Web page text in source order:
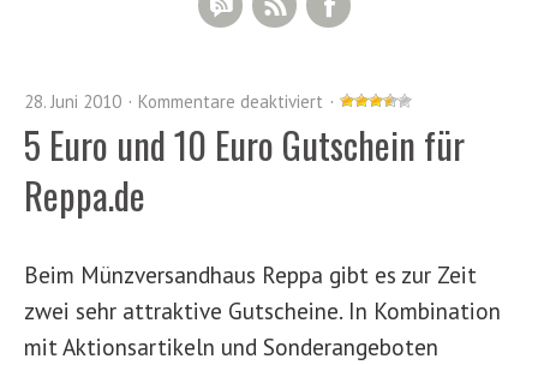
28. Juni 2010 Kommentare deaktiviert
5 Euro und 10 Euro Gutschein für
Reppa.de
Beim Münzversandhaus Reppa gibt es zur Zeit
zwei sehr attraktive Gutscheine. In Kombination
mit Aktionsartikeln und Sonderangeboten